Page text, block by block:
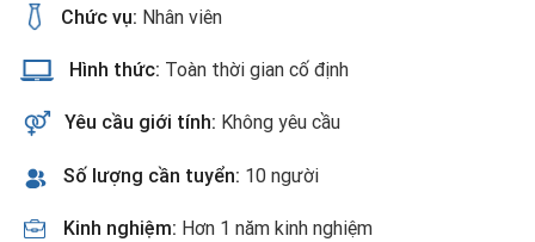
Chức vụ: Nhân viên
Hình thức: Toàn thời gian cố định
Yêu cầu giới tính: Không yêu cầu
Số lượng cần tuyển: 10 người
Kinh nghiệm: Hơn 1 năm kinh nghiệm